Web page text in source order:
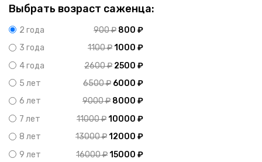
Выбрать возраст саженца:
2 года 900₽ 800 ₽
3 года
1100₽1000 ₽
4 года
2600₽ 2500 ₽
5 лет
6500₽ 6000 ₽
6 лет
9000₽ 8000 ₽
7 лет
11000₽10000 ₽
8 лет
13000₽12000 ₽
9 лет
16000₽15000 ₽